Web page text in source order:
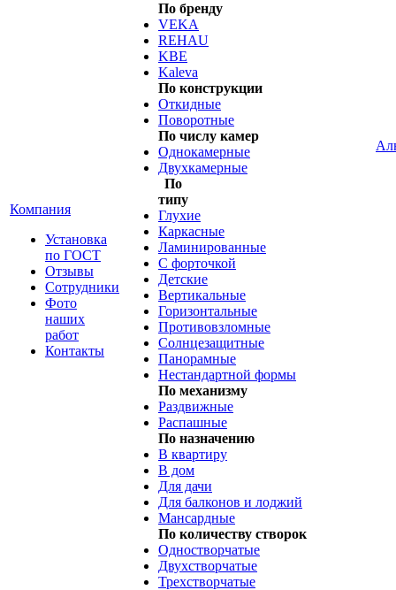
Компания
Установка
по ГОСТ
Отзывы
Сотрудники
Фото
наших
работ
Контакты
По бренду
VEKA
REHAU
KBE
Kaleva
По конструкции
Откидные
Поворотные
По числу камер
Однокамерные
Двухкамерные
По
типу
Глухие
Каркасные
Ламинированные
С форточкой
Детские
Вертикальные
Горизонтальные
Противовзломные
Солнцезащитные
Панорамные
Нестандартной формы
По механизму
Раздвижные
Распашные
По назначению
В квартиру
В дом
Для дачи
Для балконов и лоджий
Мансардные
По количеству створок
Одностворчатые
Двухстворчатые
Трехстворчатые